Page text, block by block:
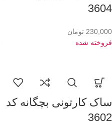
3604
230,000 تومان
فروخته شده
ساک کارتونی بچگانه کد
3602